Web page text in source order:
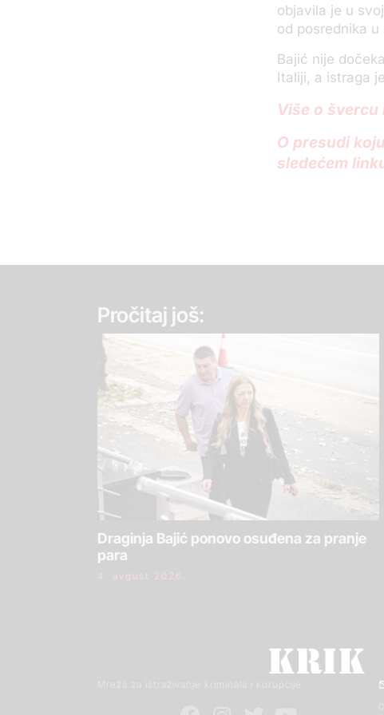
objavila je u
od posrednika
Bajić nije
Italiji, a istraga
Više o
O presudi
sledećem
Pročitaj još:
Draginja Bajić ponovo osuđena za pranje
para
4. avgust 2026.
Mreža za istraživanje kriminala i korupcije